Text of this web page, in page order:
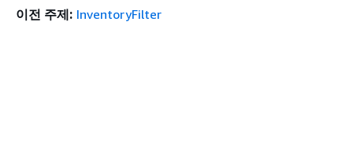
이전 주제: InventoryFilter